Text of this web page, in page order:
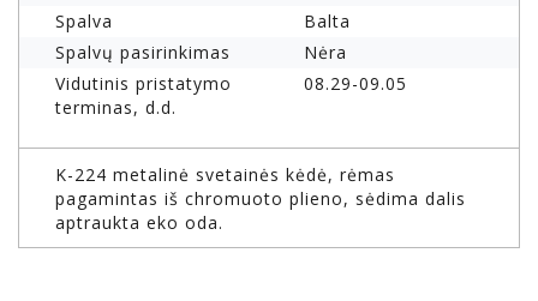
Spalva
Balta
Spalvų pasirinkimas
Nėra
Vidutinis pristatymo
terminas, d.d.
08.29-09.05
K-224 metalinė svetainės kėdė, rėmas
pagamintas iš chromuoto plieno, sėdima dalis
aptraukta eko oda.